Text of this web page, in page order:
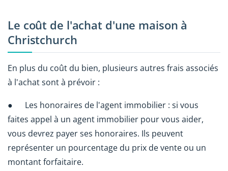
Le coût de l'achat d'une maison à
Christchurch
En plus du coût du bien, plusieurs autres frais associés
à l'achat sont à prévoir :
● Les honoraires de l'agent immobilier : si vous
faites appel à un agent immobilier pour vous aider,
vous devrez payer ses honoraires. Ils peuvent
représenter un pourcentage du prix de vente ou un
montant forfaitaire.